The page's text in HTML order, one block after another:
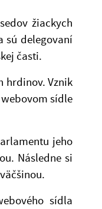
žiackych
sú delegovaní
časti.
hrdinov. Vznik
sídle
jeho
Následne si
sídla